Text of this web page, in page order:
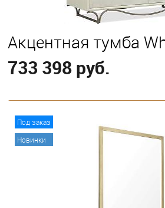
Акцентная тумба
733 398 руб.
Под заказ
Новинки